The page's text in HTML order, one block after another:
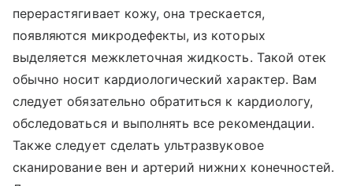
перерастягивает кожу, она трескается,
появляются микродефекты, из которых
выделяется межклеточная жидкость. Такой отек
обычно носит кардиологический характер. Вам
следует обязательно обратиться к кардиологу,
обследоваться и выполнять все рекомендации.
Также следует сделать ультразвуковое
сканирование вен и артерий нижних конечностей.